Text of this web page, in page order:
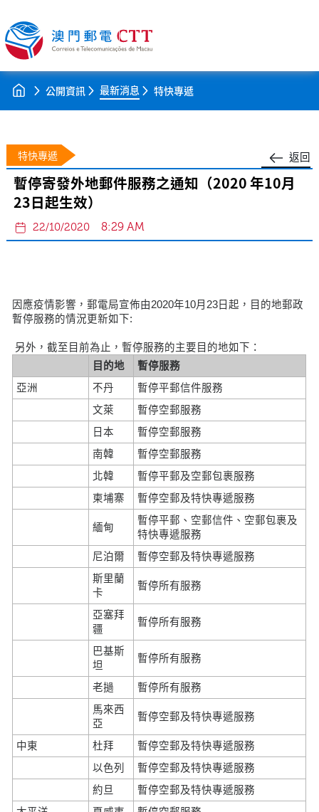
公開資訊 最新消息 特快專遞
返回
特快專遞
暫停寄發外地郵件服務之通知（2020 年10月
23日起生效）
22/10/2020 8:29 AM
因應疫情影響，郵電局宣佈由2020年10月23日起，目的地郵政
暫停服務的情況更新如下:
另外，截至目前為止，暫停服務的主要目的地如下：
目的地
暫停服務
亞洲
不丹
暫停平郵信件服務
文萊
暫停空郵服務
日本
暫停空郵服務
南韓
暫停空郵服務
北韓
暫停平郵及空郵包裹服務
柬埔寨
暫停空郵及特快專遞服務
緬甸
暫停平郵、空郵信件、空郵包裹及
特快專遞服務
尼泊爾
暫停空郵及特快專遞服務
斯里蘭
卡
暫停所有服務
亞塞拜
疆
暫停所有服務
巴基斯
坦
暫停所有服務
老撾
暫停所有服務
馬來西
亞
暫停空郵及特快專遞服務
中東 杜拜
暫停空郵及特快專遞服務
以色列
暫停空郵及特快專遞服務
約旦
暫停空郵及特快專遞服務